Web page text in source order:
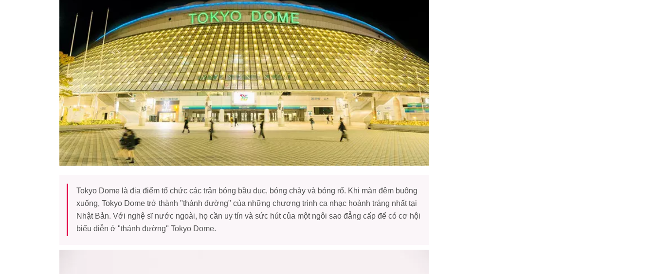
Tokyo Dome là địa điểm tổ chức các trận bóng bầu dục, bóng chày và bóng rổ. Khi màn đêm buông
xuống, Tokyo Dome trở thành "thánh đường" của những chương trình ca nhạc hoành tráng nhất tại
Nhật Bản. Với nghệ sĩ nước ngoài, họ cần uy tín và sức hút của một ngôi sao đẳng cấp để có cơ hội
biểu diễn ở "thánh đường" Tokyo Dome.